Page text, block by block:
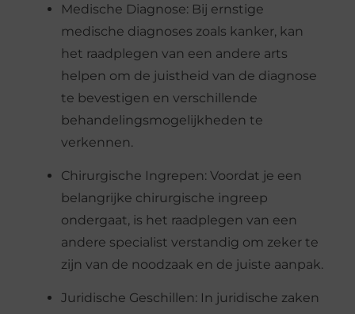
Medische Diagnose: Bij ernstige
medische diagnoses zoals kanker, kan
het raadplegen van een andere arts
helpen om de juistheid van de diagnose
te bevestigen en verschillende
behandelingsmogelijkheden te
verkennen.
Chirurgische Ingrepen: Voordat je een
belangrijke chirurgische ingreep
ondergaat, is het raadplegen van een
andere specialist verstandig om zeker te
zijn van de noodzaak en de juiste aanpak.
Juridische Geschillen: In juridische zaken